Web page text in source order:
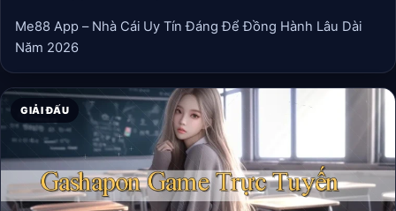
Me88 App – Nhà Cái Uy Tín Đáng Để Đồng Hành Lâu Dài
Năm 2026
GIẢI ĐẤU